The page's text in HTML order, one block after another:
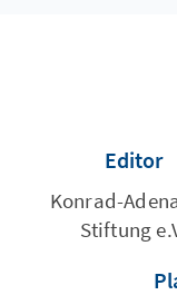
Editor
Konrad-
Stiftung